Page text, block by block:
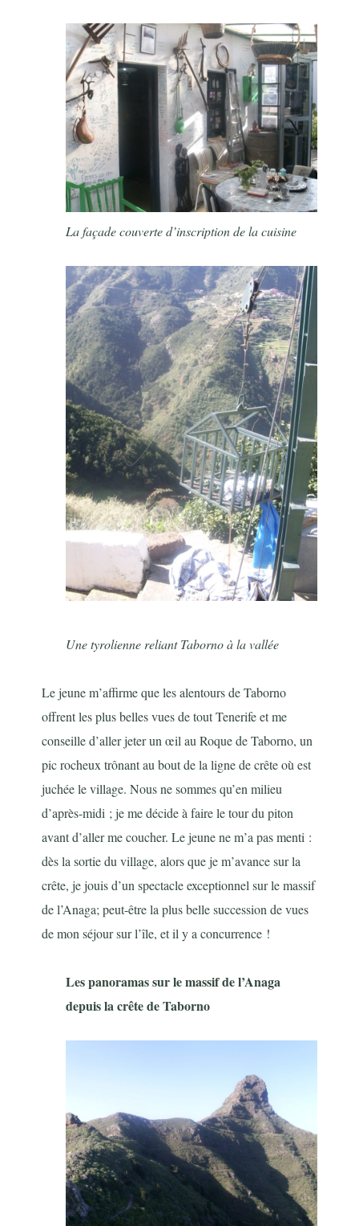
La façade couverte d’inscription de la cuisine
Une tyrolienne reliant Taborno à la vallée
Le jeune m’affirme que les alentours de Taborno
offrent les plus belles vues de tout Tenerife et me
conseille d’aller jeter un œil au Roque de Taborno, un
pic rocheux trônant au bout de la ligne de crête où est
juchée le village. Nous ne sommes qu’en milieu
d’après-midi ; je me décide à faire le tour du piton
avant d’aller me coucher. Le jeune ne m’a pas menti :
dès la sortie du village, alors que je m’avance sur la
crête, je jouis d’un spectacle exceptionnel sur le massif
de l’Anaga; peut-être la plus belle succession de vues
de mon séjour sur l’île, et il y a concurrence !
Les panoramas sur le massif de l’Anaga
depuis la crête de Taborno